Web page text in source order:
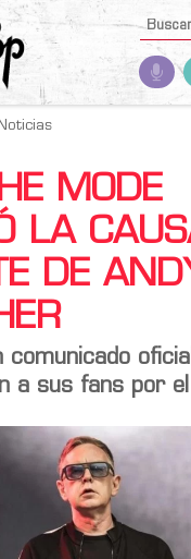
Noticias
MODE
LA
DE
comunicado
a sus fans por el